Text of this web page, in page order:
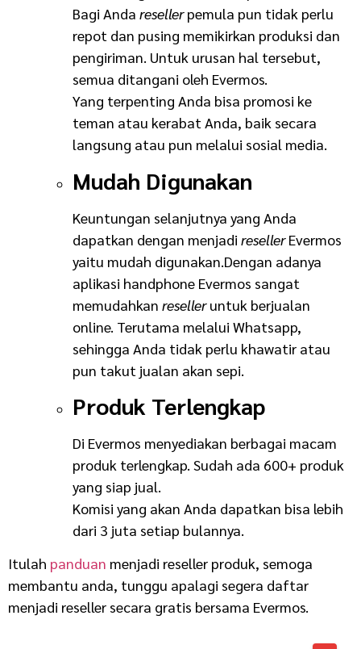
Bagi Anda resellerpemula pun tidak perlu
repot dan pusing memikirkan produksi dan
pengiriman. Untuk urusan hal tersebut,
semua ditangani oleh Evermos.
Yang terpenting Anda bisa promosi ke
teman atau kerabat Anda, baik secara
langsung atau pun melalui sosial media.
Mudah Digunakan
Keuntungan selanjutnya yang Anda
dapatkan dengan menjadi resellerEvermos
yaitu mudah digunakan.Dengan adanya
aplikasi handphone Evermos sangat
memudahkan reselleruntuk berjualan
online. Terutama melalui Whatsapp,
sehingga Anda tidak perlu khawatir atau
pun takut jualan akan sepi.
Produk Terlengkap
Di Evermos menyediakan berbagai macam
produk terlengkap. Sudah ada 600+ produk
yang siap jual.
Komisi yang akan Anda dapatkan bisa lebih
dari 3 juta setiap bulannya.
Itulah panduan menjadi reseller produk, semoga
membantu anda, tunggu apalagi segera daftar
menjadi reseller secara gratis bersama Evermos.